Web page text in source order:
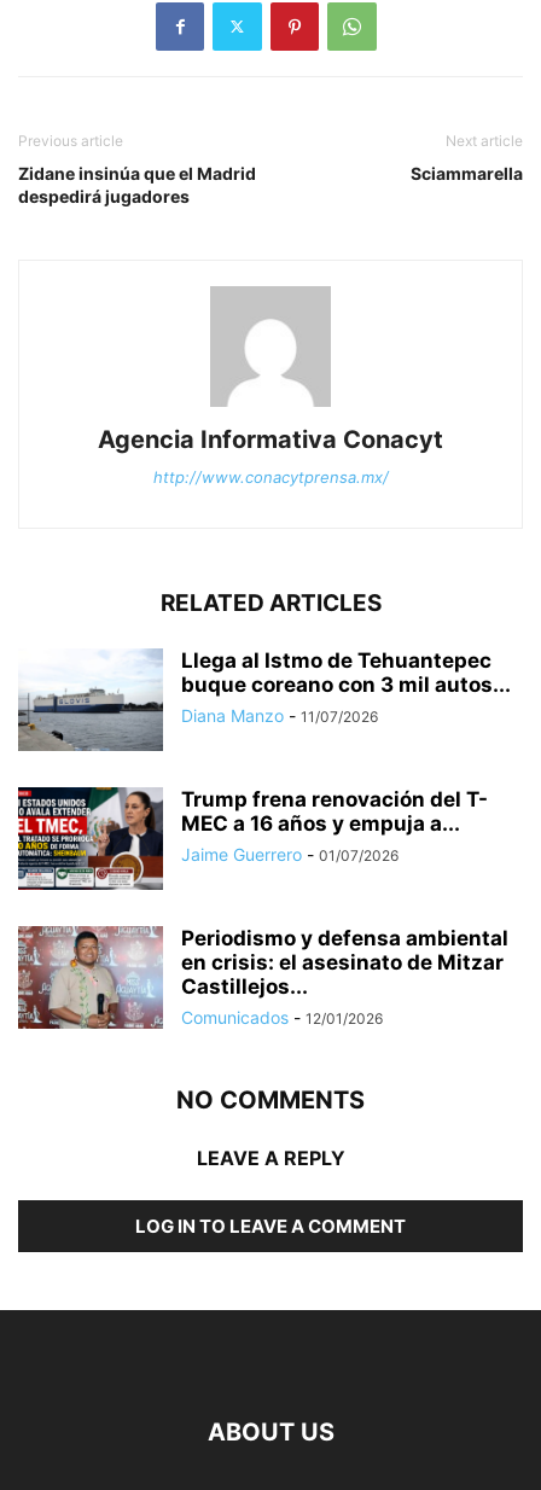
Previous article
Zidane insinúa que el Madrid
despedirá jugadores
Next article
Sciammarella
Agencia Informativa Conacyt
http://www.conacytprensa.mx/
RELATED ARTICLES
Llega al Istmo de Tehuantepec
buque coreano con 3 mil autos...
Diana Manzo - 11/07/2026
Trump frena renovación del T-
MEC a 16 años y empuja a...
Jaime Guerrero - 01/07/2026
Periodismo y defensa ambiental
en crisis: el asesinato de Mitzar
Castillejos...
Comunicados - 12/01/2026
NO COMMENTS
LEAVE A REPLY
LOG IN TO LEAVE A COMMENT
ABOUT US